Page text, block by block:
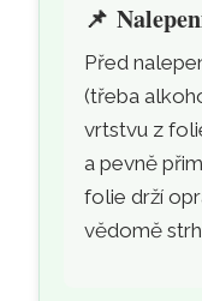
📌
Před
(třeba
vrtstvu z
a pevně
folie drží
vědomě